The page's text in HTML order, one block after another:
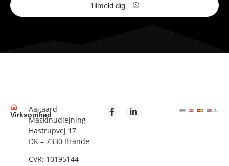
Tilmeld dig
Virksomhed
Aagaard
Maskinudlejning
Hastrupvej 17
DK – 7330 Brande
CVR: 10195144